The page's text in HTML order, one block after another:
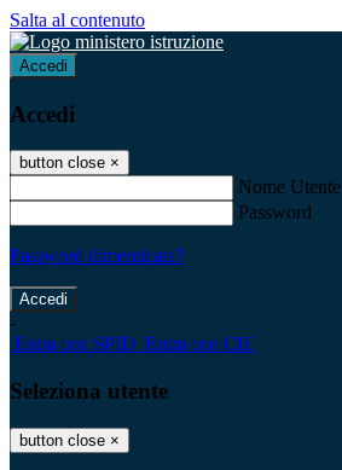
Salta al contenuto
Accedi
Accedi
button close ×
Nome Utente
Password
Password dimenticata?
-
Entra con SPID Entra con CIE
Seleziona utente
button close ×